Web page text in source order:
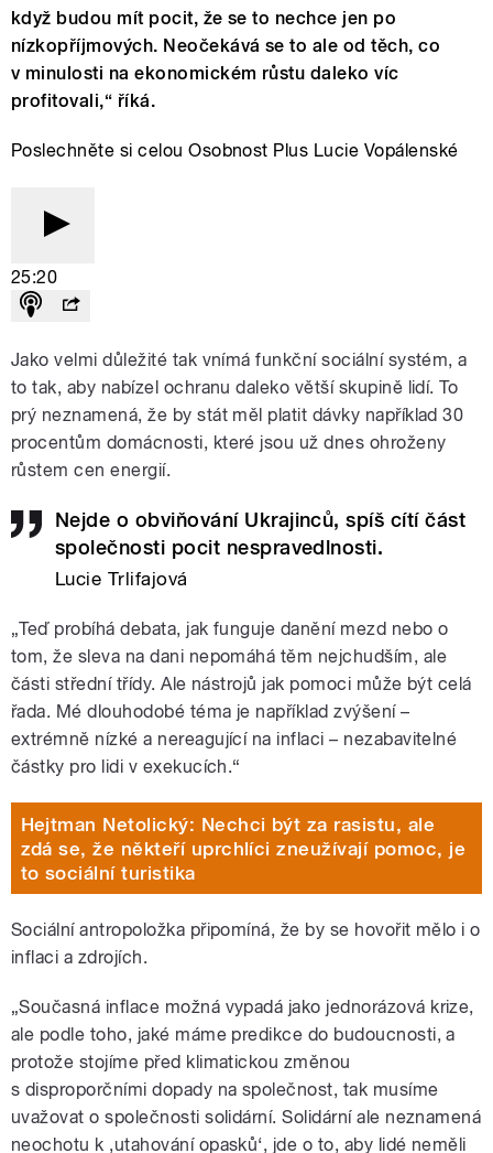
když budou mít pocit, že se to nechce jen po
nízkopříjmových. Neočekává se to ale od těch, co
v minulosti na ekonomickém růstu daleko víc
profitovali,“ říká.
Poslechněte si celou Osobnost Plus Lucie Vopálenské
25:20
Jako velmi důležité tak vnímá funkční sociální systém, a
to tak, aby nabízel ochranu daleko větší skupině lidí. To
prý neznamená, že by stát měl platit dávky například 30
procentům domácnosti, které jsou už dnes ohroženy
růstem cen energií.
Nejde o obviňování Ukrajinců, spíš cítí část
společnosti pocit nespravedlnosti.
Lucie Trlifajová
„Teď probíhá debata, jak funguje danění mezd nebo o
tom, že sleva na dani nepomáhá těm nejchudším, ale
části střední třídy. Ale nástrojů jak pomoci může být celá
řada. Mé dlouhodobé téma je například zvýšení –
extrémně nízké a nereagující na inflaci – nezabavitelné
částky pro lidi v exekucích.“
Hejtman Netolický: Nechci být za rasistu, ale
zdá se, že někteří uprchlíci zneužívají pomoc, je
to sociální turistika
Sociální antropoložka připomíná, že by se hovořit mělo i o
inflaci a zdrojích.
„Současná inflace možná vypadá jako jednorázová krize,
ale podle toho, jaké máme predikce do budoucnosti, a
protože stojíme před klimatickou změnou
s disproporčními dopady na společnost, tak musíme
uvažovat o společnosti solidární. Solidární ale neznamená
neochotu k ,utahování opasků‘, jde o to, aby lidé neměli